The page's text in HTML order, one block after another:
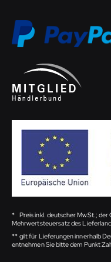
* Preis inkl. deutscher MwSt.;
Mehrwertsteuersatz des
** gilt für Lieferungen innerhalb
entnehmen Sie bitte dem Punkt